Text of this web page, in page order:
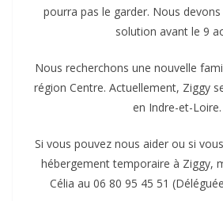
pourra pas le garder. Nous
solution avant le 9
Nous recherchons une nouvelle
région Centre. Actuellement, Ziggy
en Indre-et-Loire.
Si vous pouvez nous aider ou si
hébergement temporaire à Ziggy,
Célia au 06 80 95 45 51